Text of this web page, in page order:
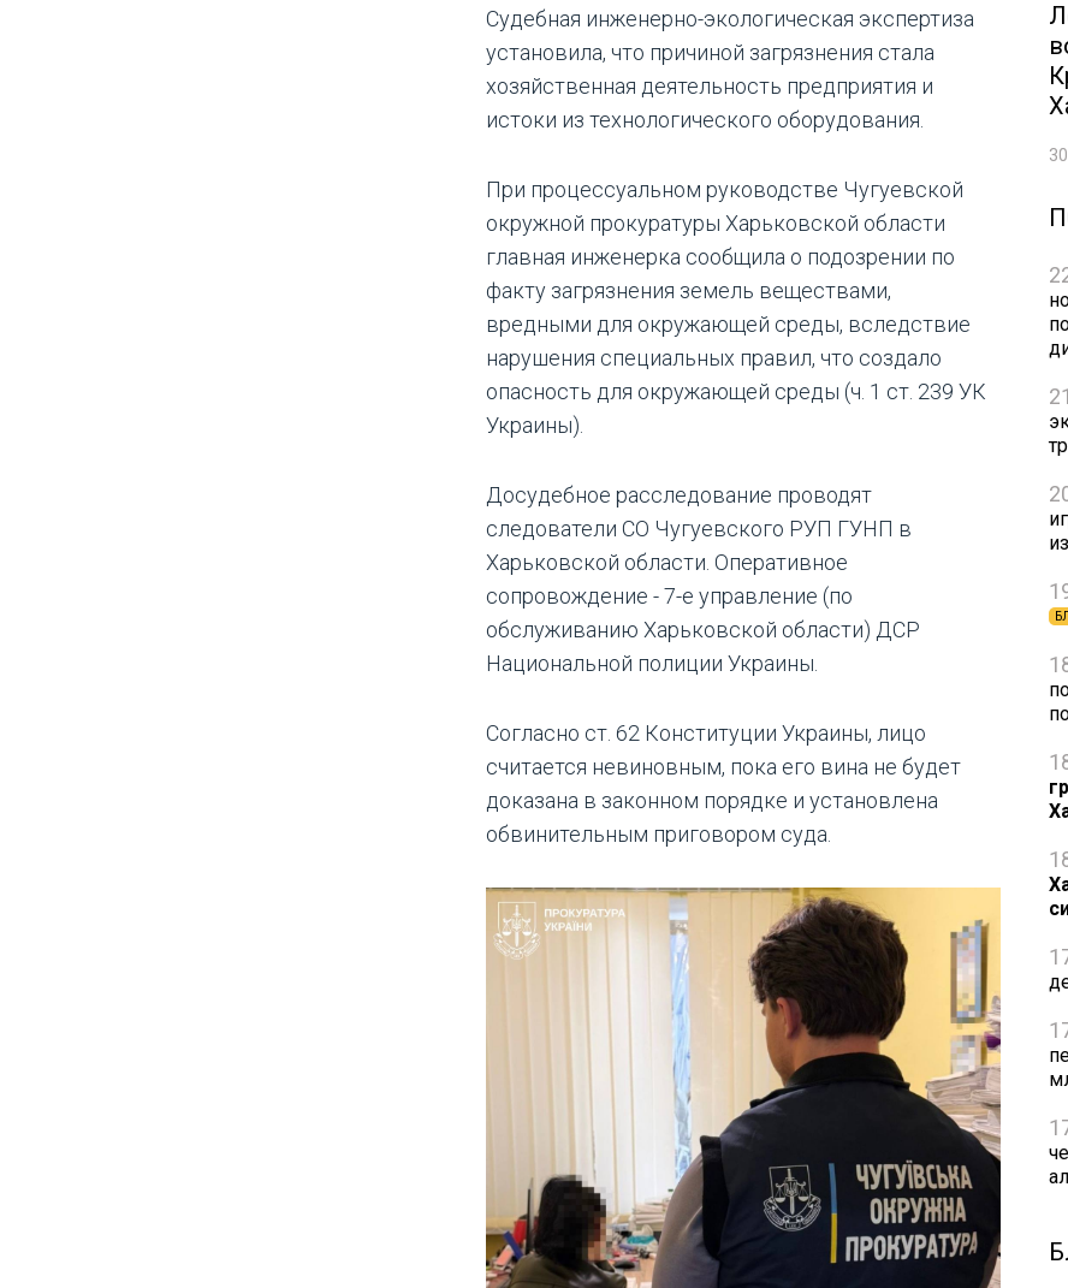
Судебная инженерно-экологическая экспертиза
установила, что причиной загрязнения стала
хозяйственная деятельность предприятия и
истоки из технологического оборудования.
При процессуальном руководстве Чугуевской
окружной прокуратуры Харьковской области
главная инженерка сообщила о подозрении по
факту загрязнения земель веществами,
вредными для окружающей среды, вследствие
нарушения специальных правил, что создало
опасность для окружающей среды (ч. 1 ст. 239 УК
Украины).
Досудебное расследование проводят
следователи СО Чугуевского РУП ГУНП в
Харьковской области. Оперативное
сопровождение - 7-е управление (по
обслуживанию Харьковской области) ДСР
Национальной полиции Украины.
Согласно ст. 62 Конституции Украины, лицо
считается невиновным, пока его вина не будет
доказана в законном порядке и установлена
обвинительным приговором суда.